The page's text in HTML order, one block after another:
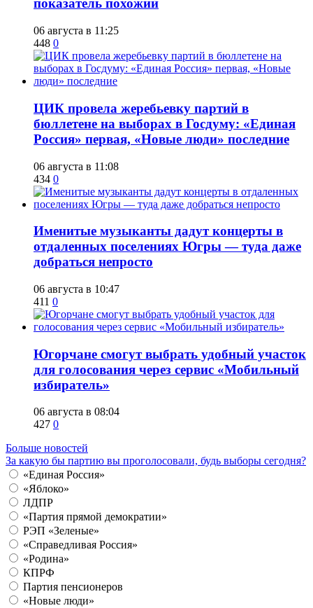
показатель похожий
06 августа в 11:25
448 0
ЦИК провела жеребьевку партий в
бюллетене на выборах в Госдуму: «Единая
Россия» первая, «Новые люди» последние
06 августа в 11:08
434 0
Именитые музыканты дадут концерты в
отдаленных поселениях Югры — туда даже
добраться непросто
06 августа в 10:47
411 0
Югорчане смогут выбрать удобный участок
для голосования через сервис «Мобильный
избиратель»
06 августа в 08:04
427 0
Больше новостей
За какую бы партию вы проголосовали, будь выборы сегодня?
«Единая Россия»
«Яблоко»
ЛДПР
«Партия прямой демократии»
РЭП «Зеленые»
«Справедливая Россия»
«Родина»
КПРФ
Партия пенсионеров
«Новые люди»